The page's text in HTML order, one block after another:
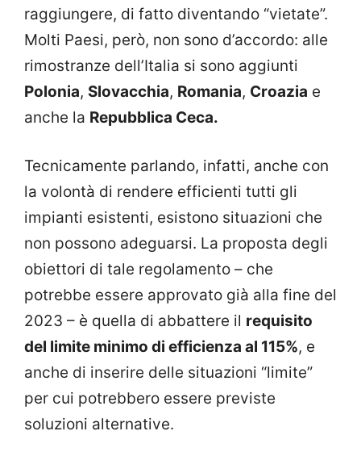
raggiungere, di fatto diventando “vietate”.
Molti Paesi, però, non sono d’accordo: alle
rimostranze dell’Italia si sono aggiunti
Polonia, Slovacchia, Romania, Croazia e
anche la Repubblica Ceca.
Tecnicamente parlando, infatti, anche con
la volontà di rendere efficienti tutti gli
impianti esistenti, esistono situazioni che
non possono adeguarsi. La proposta degli
obiettori di tale regolamento – che
potrebbe essere approvato già alla fine del
2023 – è quella di abbattere il requisito
del limite minimo di efficienza al 115%, e
anche di inserire delle situazioni “limite”
per cui potrebbero essere previste
soluzioni alternative.